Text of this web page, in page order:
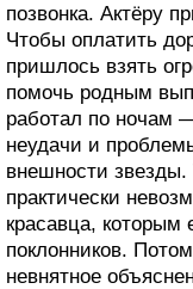
позвонка. Актёру
Чтобы оплатить
пришлось взять
помочь родным
работал по ночам
неудачи и
внешности звезды.
практически
красавца,
поклонников.
невнятное